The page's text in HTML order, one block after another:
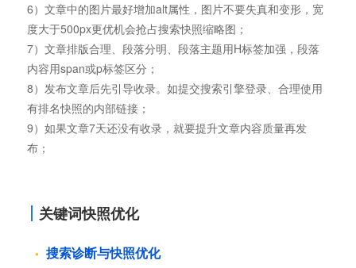
6）文章中的图片最好增加alt属性，图片不要失真和变形，宽
度大于500px更优机会抢占搜索快照缩略图；
7）文章排版合理、段落分明、段落主题用H标签加强，段落
内容用span或p标签区分；
8）发布文章后先引导收录。如提交搜索引擎登录、合理使用
有排名快照的内部链接；
9）如果文章7天还没有收录，就要提升文章内容质量再发
布；
关键词快照优化
搜索诊断与快照优化